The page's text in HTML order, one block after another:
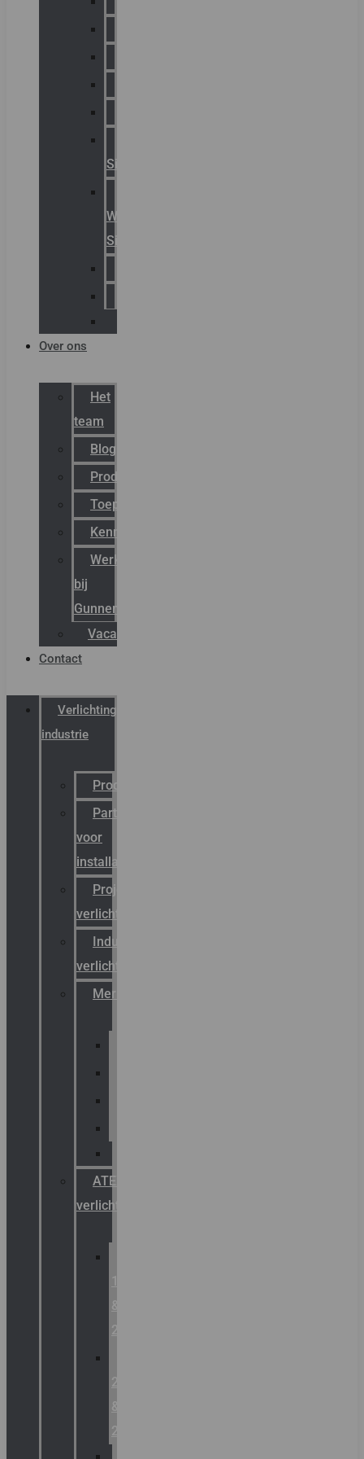
Signaling
Warning
Signals
Over ons
Het
team
Blog
Productnieuws
Toepassingen
Kenniscentrum
Werken
bij
Gunneman
Vacatures
Contact
Verlichting
industrie
Productcatalogus
Partner
voor
installateurs
Projectreferenties
verlichting
Industriële
verlichting
Merken
ATEX
verlichting
1
&
2
21
&
22